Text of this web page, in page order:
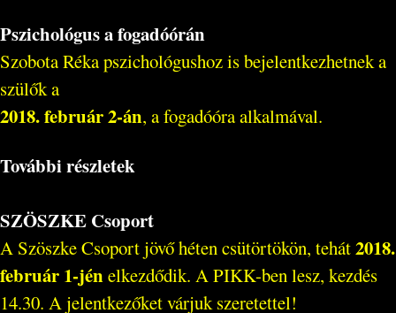
Pszichológus a fogadóórán
Szobota Réka pszichológushoz is bejelentkezhetnek a
szülők a
2018. február 2-án, a fogadóóra alkalmával.
További részletek
SZÖSZKE Csoport
A Szöszke Csoport jövő héten csütörtökön, tehát2018.
február 1-jénelkezdődik. A PIKK-ben lesz, kezdés
14.30. A jelentkezőket várjuk szeretettel!